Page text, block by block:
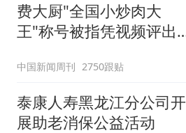
费大厨"全国小炒肉大
王"称号被指凭视频评出
中国新闻周刊 2750跟贴
泰康人寿黑龙江分公司开
展助老消保公益活动